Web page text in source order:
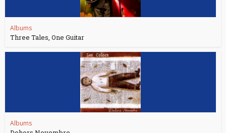
Albums
Three Tales, One Guitar
Albums